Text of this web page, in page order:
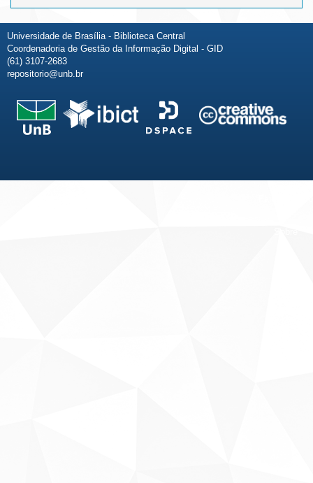
Universidade de Brasília - Biblioteca Central
Coordenadoria de Gestão da Informação Digital - GID
(61) 3107-2683
repositorio@unb.br